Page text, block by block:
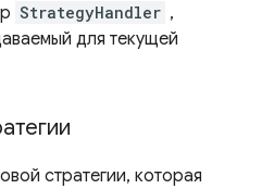
StrategyHandler ,
для текущей
стратегии, которая